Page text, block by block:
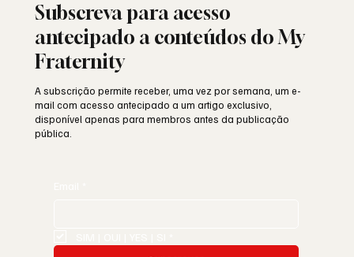
Subscreva para acesso
antecipado a conteúdos do My
Fraternity
A subscrição permite receber, uma vez por semana, um e-
mail com acesso antecipado a um artigo exclusivo,
disponível apenas para membros antes da publicação
pública.